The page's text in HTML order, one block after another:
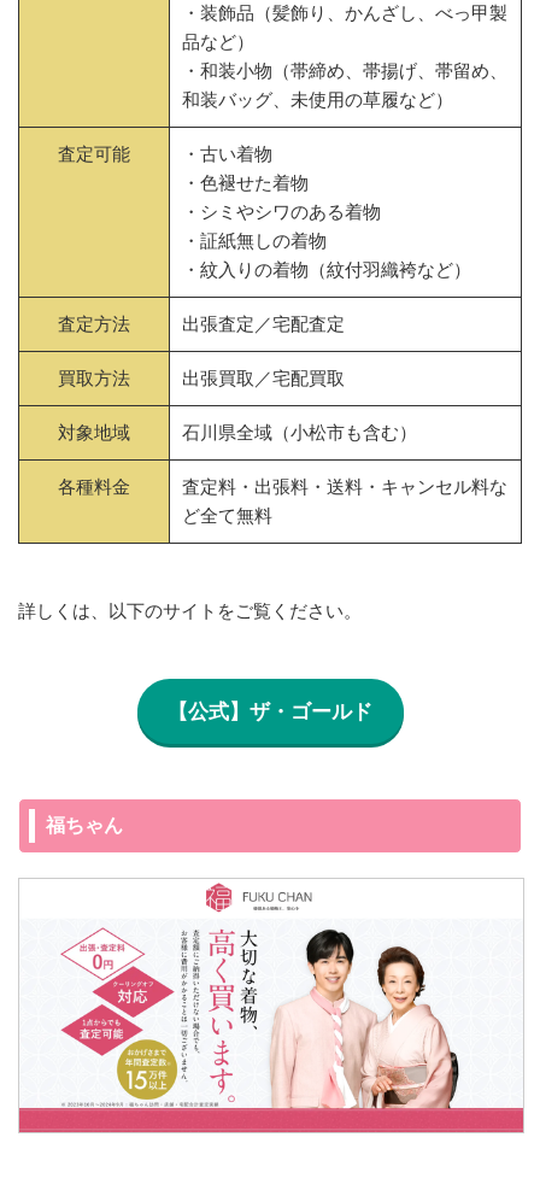
・装飾品（髪飾り、かんざし、べっ甲製
品など）
・和装小物（帯締め、帯揚げ、帯留め、
和装バッグ、未使用の草履など）
査定可能
・古い着物
・色褪せた着物
・シミやシワのある着物
・証紙無しの着物
・紋入りの着物（紋付羽織袴など）
査定方法 出張査定／宅配査定
買取方法 出張買取／宅配買取
対象地域 石川県全域（小松市も含む）
各種料金
査定料・出張料・送料・キャンセル料な
ど全て無料
詳しくは、以下のサイトをご覧ください。
【公式】ザ・ゴールド
福ちゃん